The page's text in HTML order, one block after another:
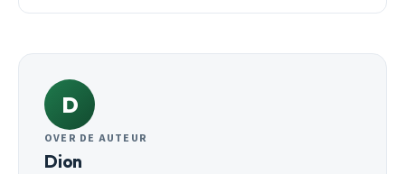
D
OVER DE AUTEUR
Dion